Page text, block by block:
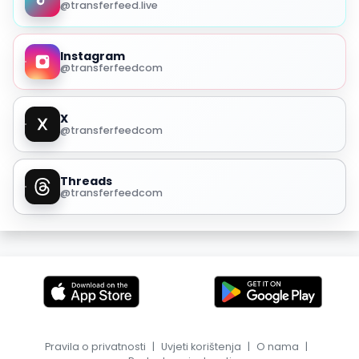
@transferfeed.live
Instagram
@transferfeedcom
X
@transferfeedcom
Threads
@transferfeedcom
Pravila o privatnosti | Uvjeti korištenja | O nama |